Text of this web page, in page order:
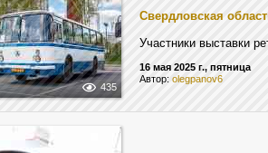
435
Свердловская
Участники выставки
16 мая 2025 г., пятница
Автор: olegpanov6